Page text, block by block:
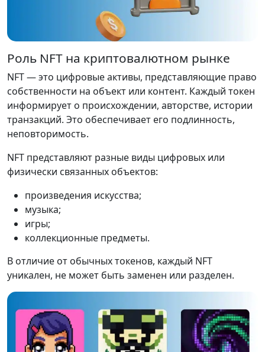
Роль NFT на криптовалютном рынке
NFT — это цифровые активы, представляющие право
собственности на объект или контент. Каждый токен
информирует о происхождении, авторстве, истории
транзакций. Это обеспечивает его подлинность,
неповторимость.
NFT представляют разные виды цифровых или
физически связанных объектов:
произведения искусства;
музыка;
игры;
коллекционные предметы.
В отличие от обычных токенов, каждый NFT
уникален, не может быть заменен или разделен.